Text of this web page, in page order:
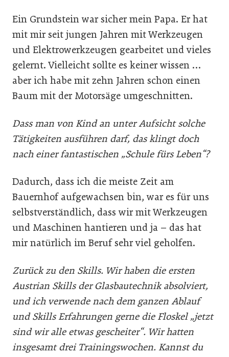
Ein Grundstein war sicher mein Papa. Er hat
mit mir seit jungen Jahren mit Werkzeugen
und Elektrowerkzeugen gearbeitet und vieles
gelernt. Vielleicht sollte es keiner wissen …
aber ich habe mit zehn Jahren schon einen
Baum mit der Motorsäge umgeschnitten.
Dass man von Kind an unter Aufsicht solche
Tätigkeiten ausführen darf, das klingt doch
nach einer fantastischen „Schule fürs Leben“?
Dadurch, dass ich die meiste Zeit am
Bauernhof aufgewachsen bin, war es für uns
selbstverständlich, dass wir mit Werkzeugen
und Maschinen hantieren und ja – das hat
mir natürlich im Beruf sehr viel geholfen.
Zurück zu den Skills. Wir haben die ersten
Austrian Skills der Glasbautechnik absolviert,
und ich verwende nach dem ganzen Ablauf
und Skills Erfahrungen gerne die Floskel „jetzt
sind wir alle etwas gescheiter“. Wir hatten
insgesamt drei Trainingswochen. Kannst du